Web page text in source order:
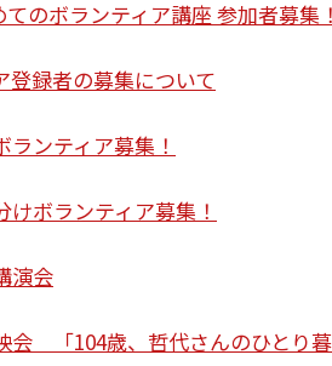
のボランティア講座 参加者募集！
登録者の募集について
ンティア募集！
ボランティア募集！
演会
会 「104歳、哲代さんのひとり暮